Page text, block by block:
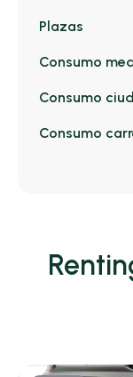
Plazas
Consumo
Consumo
Consumo